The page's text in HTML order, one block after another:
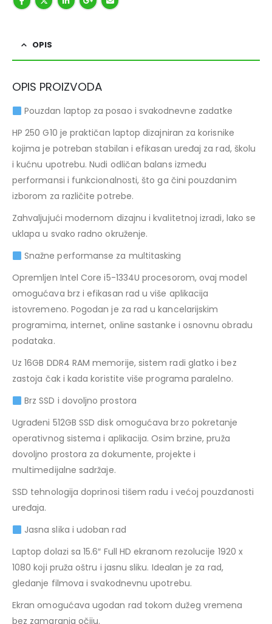
OPIS
OPIS PROIZVODA
Pouzdan laptop za posao i svakodnevne zadatke
HP 250 G10 je praktičan laptop dizajniran za korisnike
kojima je potreban stabilan i efikasan uređaj za rad, školu
i kućnu upotrebu. Nudi odličan balans između
performansi i funkcionalnosti, što ga čini pouzdanim
izborom za različite potrebe.
Zahvaljujući modernom dizajnu i kvalitetnoj izradi, lako se
uklapa u svako radno okruženje.
Snažne performanse za multitasking
Opremljen Intel Core i5-1334U procesorom, ovaj model
omogućava brz i efikasan rad u više aplikacija
istovremeno. Pogodan je za rad u kancelarijskim
programima, internet, online sastanke i osnovnu obradu
podataka.
Uz 16GB DDR4 RAM memorije, sistem radi glatko i bez
zastoja čak i kada koristite više programa paralelno.
Brz SSD i dovoljno prostora
Ugrađeni 512GB SSD disk omogućava brzo pokretanje
operativnog sistema i aplikacija. Osim brzine, pruža
dovoljno prostora za dokumente, projekte i
multimedijalne sadržaje.
SSD tehnologija doprinosi tišem radu i većoj pouzdanosti
uređaja.
Jasna slika i udoban rad
Laptop dolazi sa 15.6″ Full HD ekranom rezolucije 1920 x
1080 koji pruža oštru i jasnu sliku. Idealan je za rad,
gledanje filmova i svakodnevnu upotrebu.
Ekran omogućava ugodan rad tokom dužeg vremena
bez zamaranja očiju.